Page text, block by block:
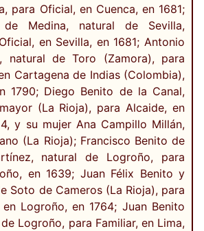
para Oficial, en Cuenca, en 1681;
de Medina, natural de Sevilla,
en Sevilla, en 1681; Antonio
natural de Toro (Zamora), para
Cartagena de Indias (Colombia),
1790; Diego Benito de la Canal,
(La Rioja), para Alcaide, en
y su mujer Ana Campillo Millán,
(La Rioja); Francisco Benito de
natural de Logroño, para
en 1639; Juan Félix Benito y
Soto de Cameros (La Rioja), para
Logroño, en 1764; Juan Benito
Logroño, para Familiar, en Lima,